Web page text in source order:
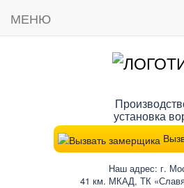
установка
Наш адрес: г.
41 км. МКАД, ТК
МЕНЮ